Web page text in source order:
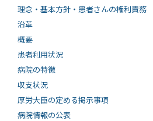
理念・基本方針・患者さんの権利責務
沿革
概要
患者利用状況
病院の特徴
収支状況
厚労大臣の定める掲示事項
病院情報の公表